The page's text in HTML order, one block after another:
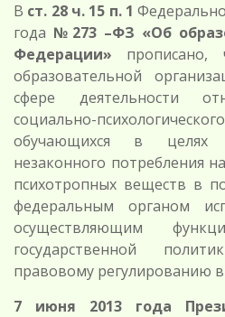
В ст. 28 ч. 15 п. 1
года №273 –ФЗ «Об
Федерации» прописано,
образовательной
сфере деятельности
социально-
обучающихся в целях
незаконного потребления
психотропных веществ в
федеральным органом
осуществляющим
государственной
правовому регулированию
7 июня 2013 года